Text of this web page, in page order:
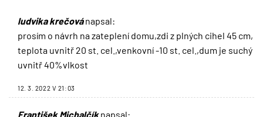
ludvika krečová napsal:
prosím o návrh na zateplení domu,zdi z plných cihel 45 cm,
teplota uvnitř 20 st. cel.,venkovní -10 st. cel.,dum je suchý
uvnitř 40%vlkost
12. 3. 2022 V 21:03
František Michalčík napsal: